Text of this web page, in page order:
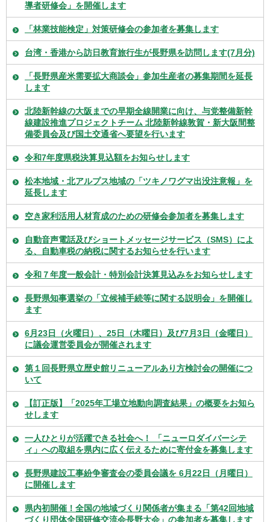
導者研修会」を開催します
「林業技能検定」対策研修会の参加者を募集します
台湾・香港から訪日教育旅行生が長野県を訪問します(7月分)
「長野県産米需要拡大商談会」参加生産者の募集期間を延長
します
北陸新幹線の大阪までの早期全線開業に向け、与党整備新幹
線建設推進プロジェクトチーム 北陸新幹線敦賀・新大阪間整
備委員会及び国土交通省へ要望を行います
令和7年度県税決算見込額をお知らせします
松本地域・北アルプス地域の「ツキノワグマ出没注意報」を
延長します
空き家利活用人材育成のための研修会参加者を募集します
自動音声電話及びショートメッセージサービス（SMS）によ
る、自動車税の納税に関するお知らせを行います
令和７年度一般会計・特別会計決算見込みをお知らせします
⻑野県知事選挙の「⽴候補⼿続等に関する説明会」を開催し
ます
6月23日（火曜日）、25日（木曜日）及び7月3日（金曜日）
に議会運営委員会が開催されます
第１回長野県立歴史館リニューアルあり方検討会の開催につ
いて
【訂正版】「2025年工場立地動向調査結果」の概要をお知ら
せします
一人ひとりが活躍できる社会へ！ 「ニューロダイバーシテ
ィ」への取組を県内に広く伝えるために寄付金を募集します
長野県建設工事紛争審査会の委員会議を 6月22日（月曜日）
に開催します
県内初開催！全国の地域づくり関係者が集まる「第42回地域
づくり団体全国研修交流会長野大会」の参加者を募集します